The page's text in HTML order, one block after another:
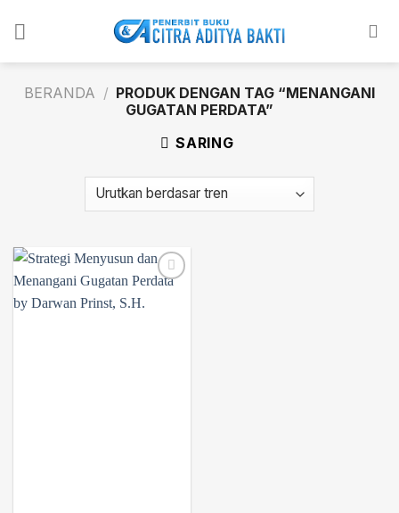
BERANDA / PRODUK DENGAN TAG “MENANGANI
GUGATAN PERDATA”
SARING